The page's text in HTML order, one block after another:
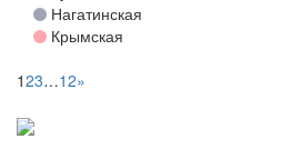
Нагатинская
Крымская
123…12»